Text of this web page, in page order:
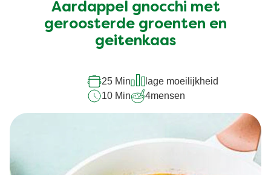
voor
deze
recipe
Aardappel gnocchi met
geroosterde groenten en
geitenkaas
25 Min
lage moeilijkheid
10 Min
4mensen